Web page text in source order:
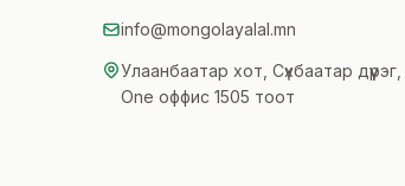
info@mongolayalal.mn
Улаанбаатар хот, Сүхбаатар
One оффис 1505 тоот